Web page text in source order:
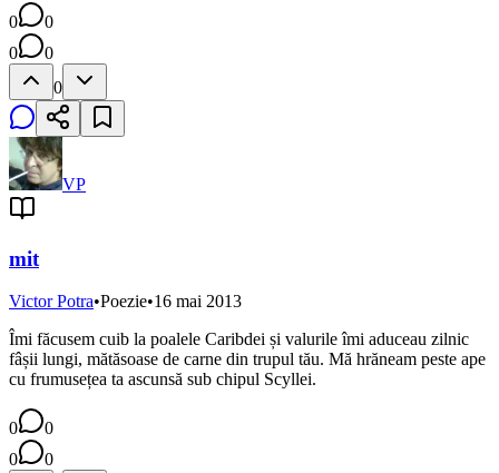
0
0
0
0
0
VP
mit
Victor Potra•Poezie•16 mai 2013
Îmi făcusem cuib la poalele Caribdei și valurile îmi aduceau zilnic
fâșii lungi, mătăsoase de carne din trupul tău. Mă hrăneam peste ape
cu frumusețea ta ascunsă sub chipul Scyllei.
0
0
0
0